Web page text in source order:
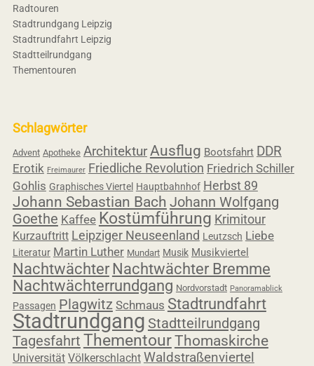
Radtouren
Stadtrundgang Leipzig
Stadtrundfahrt Leipzig
Stadtteilrundgang
Thementouren
Schlagwörter
Advent Apotheke Architektur Ausflug Bootsfahrt DDR
Erotik Freimaurer Friedliche Revolution Friedrich Schiller
Gohlis Graphisches Viertel Hauptbahnhof Herbst 89
Johann Sebastian Bach Johann Wolfgang
Goethe Kaffee Kostümführung Krimitour
Kurzauftritt Leipziger Neuseenland Leutzsch Liebe
Literatur Martin Luther Mundart Musik Musikviertel
NachtwächterNachtwächter Bremme
Nachtwächterrundgang Nordvorstadt Panoramablick
Passagen Plagwitz Schmaus Stadtrundfahrt
Stadtrundgang Stadtteilrundgang
Tagesfahrt ThementourThomaskirche
Universität Völkerschlacht Waldstraßenviertel